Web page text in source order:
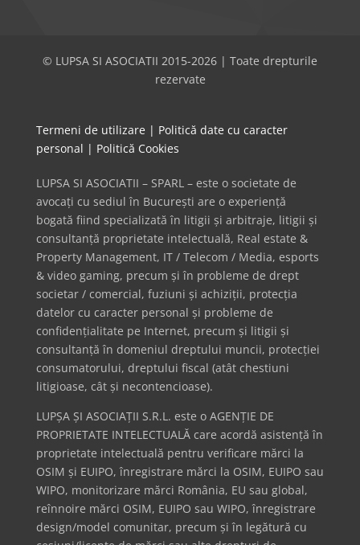
© LUPSA SI ASOCIATII 2015-2026 | Toate drepturile
rezervate
Termeni de utilizare | Politică date cu caracter
personal | Politică Cookies
LUPSA SI ASOCIATII – SPARL – este o societate de
avocați cu sediul în București are o experiență
bogată fiind specializată în litigii și arbitraje, litigii și
consultanță proprietate intelectuală, Real estate &
Property Management, IT / Telecom / Media, esports
& video gaming, precum și în probleme de drept
societar / comercial, fuziuni și achiziții, protecția
datelor cu caracter personal și probleme de
confidențialitate pe Internet, precum și litigii și
consultanță în domeniul dreptului muncii, protecției
consumatorului, dreptului fiscal (atât chestiuni
litigioase, cât și necontencioase).
LUPȘA ȘI ASOCIAȚII S.R.L. este o AGENȚIE DE
PROPRIETATE INTELECTUALĂ care acordă asistență în
proprietate intelectuală pentru verificare mărci la
OSIM și EUIPO, înregistrare mărci la OSIM, EUIPO sau
WIPO, monitorizare mărci România, EU sau global,
reînnoire mărci OSIM, EUIPO sau WIPO, înregistrare
design/model comunitar, precum și în legătură cu